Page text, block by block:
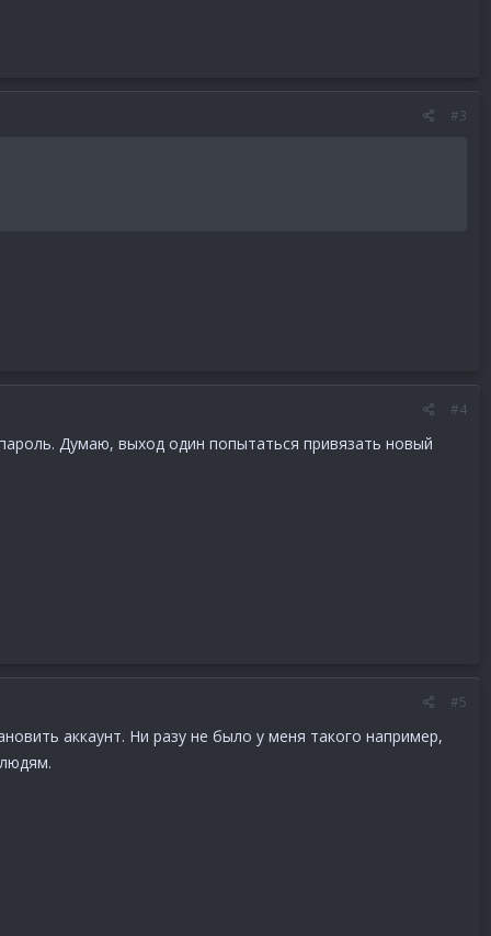
#3
#4
Думаю, выход один попытаться привязать новый
#5
аккаунт. Ни разу не было у меня такого например,